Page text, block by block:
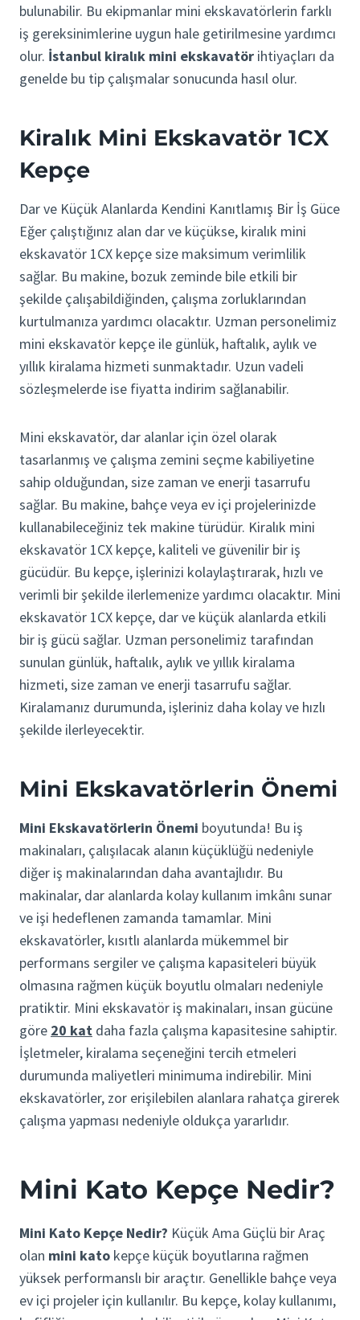
bulunabilir. Bu ekipmanlar mini ekskavatörlerin farklı
iş gereksinimlerine uygun hale getirilmesine yardımcı
olur. İstanbul kiralık mini ekskavatör ihtiyaçları da
genelde bu tip çalışmalar sonucunda hasıl olur.
Kiralık Mini Ekskavatör 1CX
Kepçe
Dar ve Küçük Alanlarda Kendini Kanıtlamış Bir İş Güce
Eğer çalıştığınız alan dar ve küçükse, kiralık mini
ekskavatör 1CX kepçe size maksimum verimlilik
sağlar. Bu makine, bozuk zeminde bile etkili bir
şekilde çalışabildiğinden, çalışma zorluklarından
kurtulmanıza yardımcı olacaktır. Uzman personelimiz
mini ekskavatör kepçe ile günlük, haftalık, aylık ve
yıllık kiralama hizmeti sunmaktadır. Uzun vadeli
sözleşmelerde ise fiyatta indirim sağlanabilir.
Mini ekskavatör, dar alanlar için özel olarak
tasarlanmış ve çalışma zemini seçme kabiliyetine
sahip olduğundan, size zaman ve enerji tasarrufu
sağlar. Bu makine, bahçe veya ev içi projelerinizde
kullanabileceğiniz tek makine türüdür. Kiralık mini
ekskavatör 1CX kepçe, kaliteli ve güvenilir bir iş
gücüdür. Bu kepçe, işlerinizi kolaylaştırarak, hızlı ve
verimli bir şekilde ilerlemenize yardımcı olacaktır. Mini
ekskavatör 1CX kepçe, dar ve küçük alanlarda etkili
bir iş gücü sağlar. Uzman personelimiz tarafından
sunulan günlük, haftalık, aylık ve yıllık kiralama
hizmeti, size zaman ve enerji tasarrufu sağlar.
Kiralamanız durumunda, işleriniz daha kolay ve hızlı
şekilde ilerleyecektir.
Mini Ekskavatörlerin Önemi
Mini Ekskavatörlerin Önemi boyutunda! Bu iş
makinaları, çalışılacak alanın küçüklüğü nedeniyle
diğer iş makinalarından daha avantajlıdır. Bu
makinalar, dar alanlarda kolay kullanım imkânı sunar
ve işi hedeflenen zamanda tamamlar. Mini
ekskavatörler, kısıtlı alanlarda mükemmel bir
performans sergiler ve çalışma kapasiteleri büyük
olmasına rağmen küçük boyutlu olmaları nedeniyle
pratiktir. Mini ekskavatör iş makinaları, insan gücüne
göre 20 kat daha fazla çalışma kapasitesine sahiptir.
İşletmeler, kiralama seçeneğini tercih etmeleri
durumunda maliyetleri minimuma indirebilir. Mini
ekskavatörler, zor erişilebilen alanlara rahatça girerek
çalışma yapması nedeniyle oldukça yararlıdır.
Mini Kato Kepçe Nedir?
Mini Kato Kepçe Nedir? Küçük Ama Güçlü bir Araç
olan mini kato kepçe küçük boyutlarına rağmen
yüksek performanslı bir araçtır. Genellikle bahçe veya
ev içi projeler için kullanılır. Bu kepçe, kolay kullanımı,